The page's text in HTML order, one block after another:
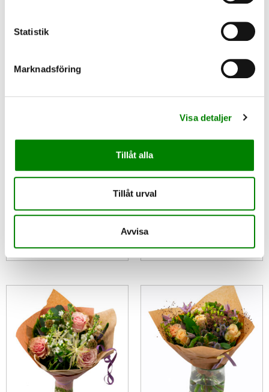
Statistik
Marknadsföring
Visa detaljer
Tillåt alla
Tillåt urval
Avvisa
Neo My